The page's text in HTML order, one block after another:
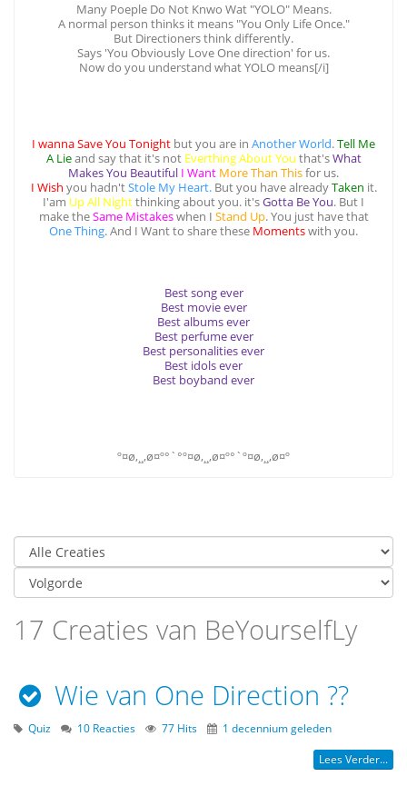
Many Poeple Do Not Knwo Wat "YOLO" Means.
A normal person thinks it means "You Only Life Once."
But Directioners think differently.
Says 'You Obviously Love One direction' for us.
Now do you understand what YOLO means[/i]
I wanna Save You Tonight but you are in Another World.Tell Me
A Lieand say that it's not Everthing About You that'sWhat
Makes You Beautiful I Want More Than Thisfor us.
I Wish you hadn'tStole My Heart.But you have alreadyTaken it.
I'am Up All Nightthinking about you. it'sGotta Be You. But I
make theSame Mistakeswhen I Stand Up. You just have that
One Thing. And I Want to share these Momentswith you.
Best song ever
Best movie ever
Best albums ever
Best perfume ever
Best personalities ever
Best idols ever
Best boyband ever
º¤ø,¸¸,ø¤º°`°º¤ø,¸¸,ø¤º°`º¤ø,¸¸,ø¤º
17 Creaties van BeYourselfLy
Wie van One Direction ??
Quiz 10 Reacties 77 Hits 1 decennium geleden
Lees Verder...